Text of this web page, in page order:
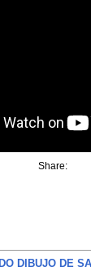
Share:
DIBUJO DE